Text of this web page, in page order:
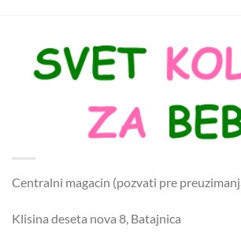
Centralni magacin (pozvati pre
Klisina deseta nova 8, Batajnica